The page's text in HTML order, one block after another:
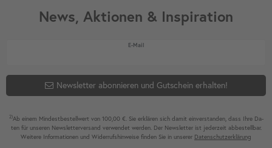
News, Aktionen & Inspiration
E-MailNewsletter Honig
Newsletter abonnieren und Gutschein erhalten!
2)Ab einem Mindest­bestell­wert von 100,00 €. Sie erklären sich damit ein­ver­standen, dass Ihre Da­
ten für unseren News­letter­versand ver­wen­det werden. Der News­letter ist jeder­zeit ab­bestel­lbar.
Weitere Infor­mationen und Wider­rufshin­weise finden Sie in unserer Daten­schutz­erklärung